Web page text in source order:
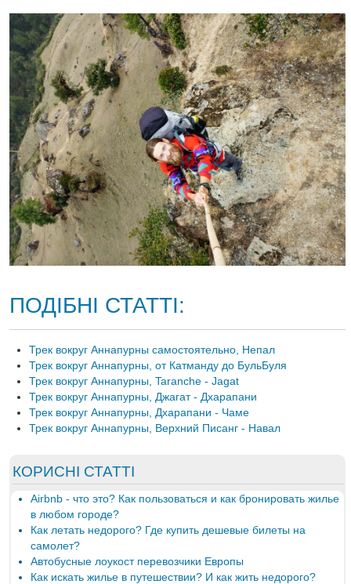
ПОДІБНІ СТАТТІ:
Трек вокруг Аннапурны самостоятельно, Непал
Трек вокруг Аннапурны, от Катманду до БульБуля
Трек вокруг Аннапурны, Taranche - Jagat
Трек вокруг Аннапурны, Джагат - Дхарапани
Трек вокруг Аннапурны, Дхарапани - Чаме
Трек вокруг Аннапурны, Верхний Писанг - Навал
КОРИСНІ СТАТТІ
Airbnb - что это? Как пользоваться и как бронировать жилье
в любом городе?
Как летать недорого? Где купить дешевые билеты на
самолет?
Автобусные лоукост перевозчики Европы
Как искать жилье в путешествии? И как жить недорого?